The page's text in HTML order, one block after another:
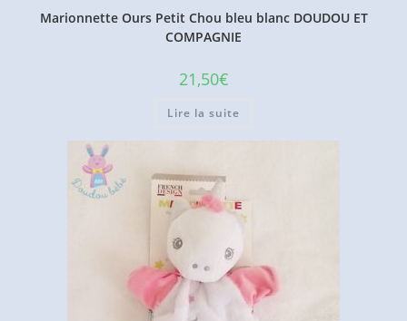
Marionnette Ours Petit Chou bleu blanc DOUDOU ET
COMPAGNIE
21,50€
Lire la suite